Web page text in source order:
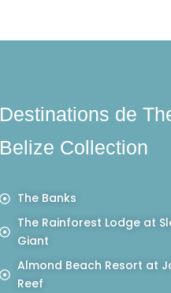
Destinations de
Belize Collection
The Banks
The Rainforest Lodge at
Giant
Almond Beach Resort at
Reef